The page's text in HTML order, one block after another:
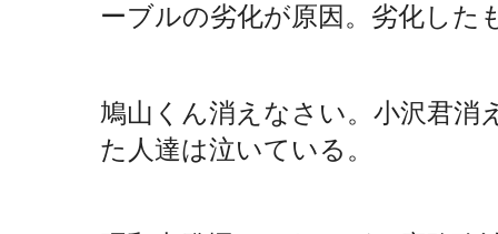
ーブルの劣化が原因。劣化した
鳩山くん消えなさい。小沢君消
た人達は泣いている。